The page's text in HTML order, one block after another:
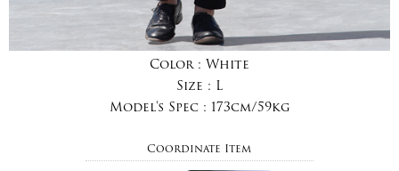
Color : White
Size : L
Model's Spec : 173cm/59kg
Coordinate Item